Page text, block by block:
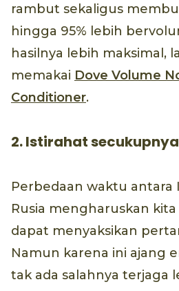
rambut sekaligus
hingga 95% lebih
hasilnya lebih maksimal,
memakai Dove Volume
Conditioner.
2. Istirahat
Perbedaan waktu antara
Rusia mengharuskan
dapat menyaksikan
Namun karena ini ajang
tak ada salahnya terjaga